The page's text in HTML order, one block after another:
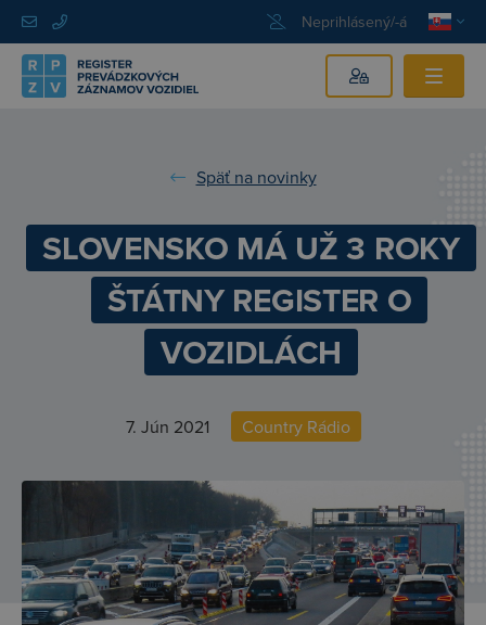
Neprihlásený/-á
Späť na novinky
SLOVENSKO MÁ UŽ 3 ROKY
ŠTÁTNY REGISTER O
VOZIDLÁCH
7. Jún 2021 Country Rádio